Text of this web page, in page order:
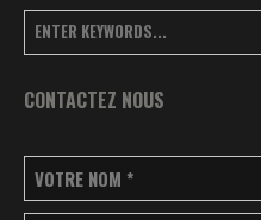
CONTACTEZ NOUS
VOTRE NOM *